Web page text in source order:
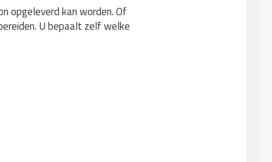
opgeleverd kan worden. Of
U bepaalt zelf welke